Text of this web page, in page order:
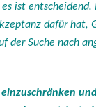
ist ent­schei­dend.
dafür hat,
der Suche nach